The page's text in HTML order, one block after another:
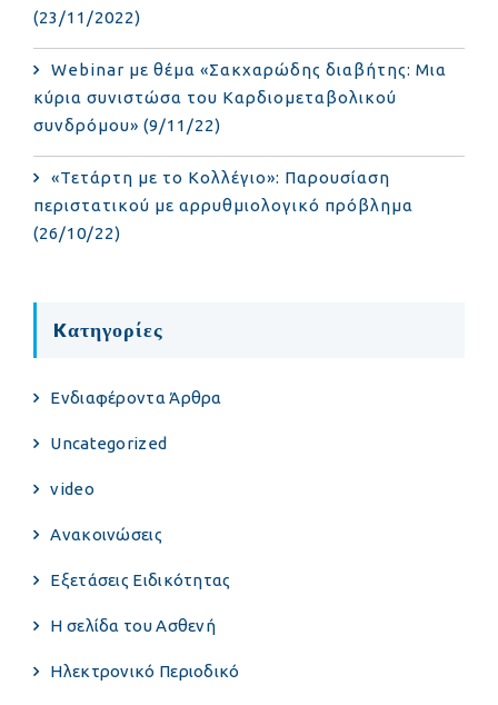
(23/11/2022)
Webinar με θέμα «Σακχαρώδης διαβήτης: Μια
κύρια συνιστώσα του Καρδιομεταβολικού
συνδρόμου» (9/11/22)
«Τετάρτη με το Κολλέγιο»: Παρουσίαση
περιστατικού με αρρυθμιολογικό πρόβλημα
(26/10/22)
Kατηγορίες
Eνδιαφέροντα Άρθρα
Uncategorized
video
Ανακοινώσεις
Εξετάσεις Ειδικότητας
Η σελίδα του Ασθενή
Ηλεκτρονικό Περιοδικό